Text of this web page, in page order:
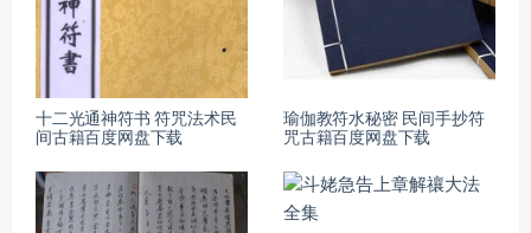
十二光通神符书 符咒法术民
间古籍百度网盘下载
瑜伽教符水秘密 民间手抄符
咒古籍百度网盘下载